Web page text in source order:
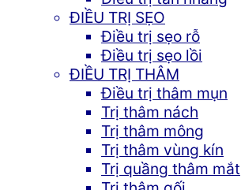
ĐIỀU TRỊ SẸO
Điều trị sẹo rỗ
Điều trị sẹo lồi
ĐIỀU TRỊ THÂM
Điều trị thâm mụn
Trị thâm nách
Trị thâm mông
Trị thâm vùng kín
Trị quầng thâm mắt